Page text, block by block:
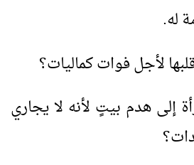
له.
لأجل فوات كماليات؟
إلى هدم بيتٍ لأنه لا يجاري